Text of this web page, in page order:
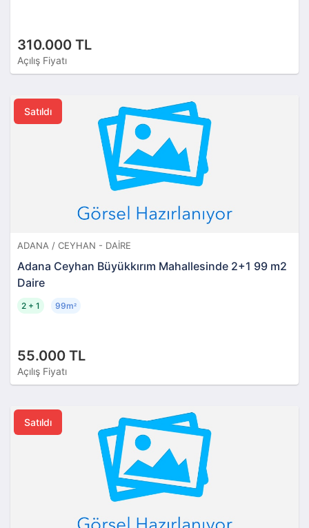
310.000 TL
Açılış Fiyatı
Satıldı
ADANA / CEYHAN - DAIRE
Adana Ceyhan Büyükkırım Mahallesinde 2+1 99 m2
Daire
55.000 TL
Açılış Fiyatı
2 + 1 99m²
Satıldı